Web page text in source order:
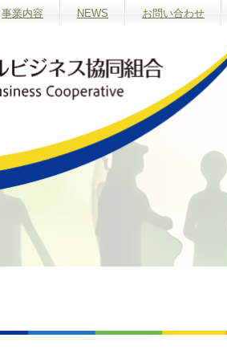
事業内容 NEWS お問い合わせ